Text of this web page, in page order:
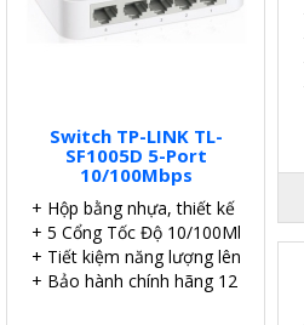
Switch TP-LINK TL-
SF1005D 5-Port
10/100Mbps
+ Hộp bằng nhựa, thiết kế để bàn.
+ 5 Cổng Tốc Độ 10/100Mbps.
+ Tiết kiệm năng lượng lên đến
+ Bảo hành chính hãng 12 tháng.